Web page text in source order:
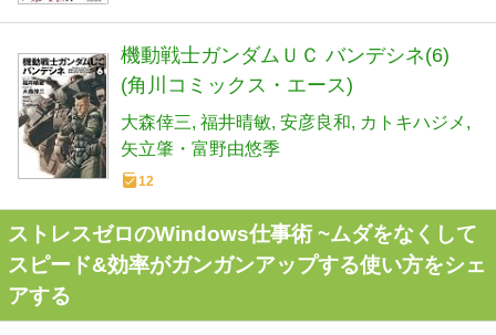
機動戦士ガンダムＵＣ バンデシネ(6)
(角川コミックス・エース)
大森倖三 福井晴敏 安彦良和
カトキハジメ
矢立肇・富野由悠季
12
ストレスゼロのWindows仕事術 ~ムダをなくして
スピード&効率がガンガンアップする使い方をシェ
アする